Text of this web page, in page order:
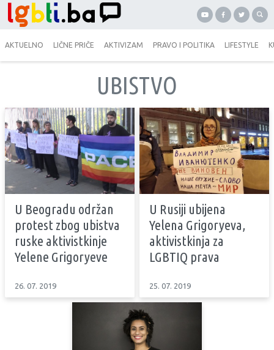
AKTUELNO LIČNE PRIČE AKTIVIZAM PRAVO I POLITIKA LIFESTYLE
UBISTVO
U Beogradu održan
protest zbog ubistva
ruske aktivistkinje
Yelene Grigoryeve
26. 07. 2019
U Rusiji ubijena
Yelena Grigoryeva,
aktivistkinja za
LGBTIQ prava
25. 07. 2019